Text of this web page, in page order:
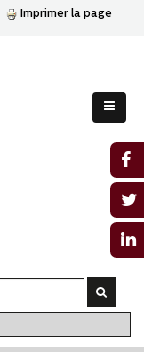
Imprimer la page